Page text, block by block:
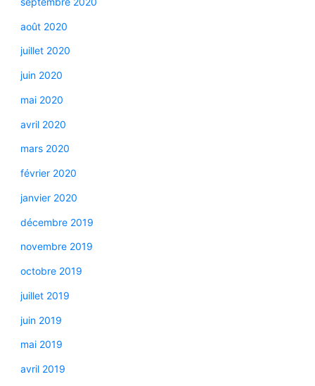
août 2020
juillet 2020
juin 2020
mai 2020
avril 2020
mars 2020
février 2020
janvier 2020
décembre 2019
novembre 2019
octobre 2019
juillet 2019
juin 2019
mai 2019
avril 2019